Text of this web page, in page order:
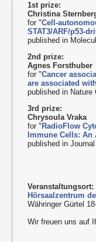
1st prize:
Christina
for "Cell-
STAT3/ARF/p53-
published in
2nd prize:
Agnes Forsthuber
for "Cancer
are associated
published in Nature
3rd prize:
Chrysoula Vraka
for " RadioFlow
Immune Cells:
published in
Veranstaltungsort:
Hörsaalzentrum
Währinger Gürtel
Wir freuen uns auf